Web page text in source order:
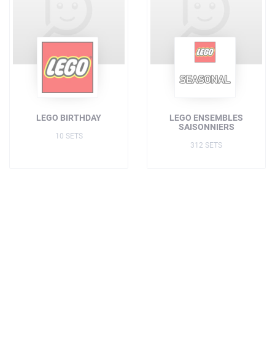
LEGO BIRTHDAY
10 SETS
LEGO ENSEMBLES
SAISONNIERS
312 SETS